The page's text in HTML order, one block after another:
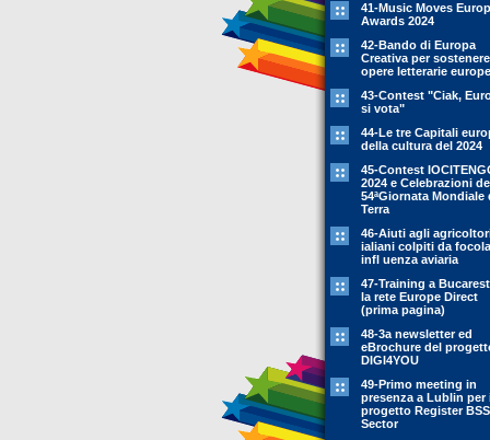
41-Music Moves
Awards 2024
42-Bando di Europa
Creativa per
opere letterarie
43-Contest "Ciak,
si vota"
44-Le tre Capitali
della cultura del 2024
45-Contest
2024 e Celebrazioni
54ªGiornata Mondiale
Terra
46-Aiuti agli
ialiani colpiti da
infl uenza aviaria
47-Training a
la rete Europe Direct
(prima pagina)
48-3a newsletter ed
eBrochure del
DIGI4YOU
49-Primo meeting in
presenza a Lublin per
progetto Register BSS
Sector